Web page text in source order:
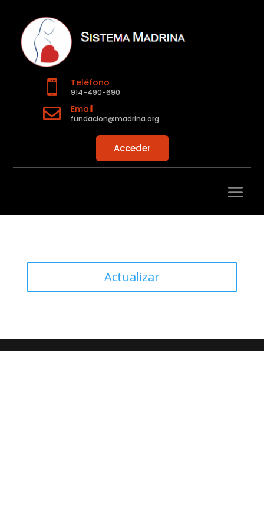
 Teléfono
914-490-690
 Email
fundacion@madrina.org
Acceder
Actualizar